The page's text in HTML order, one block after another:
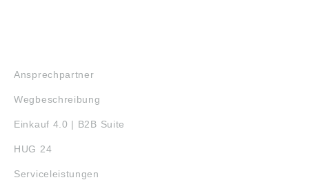
Ansprechpartner
Wegbeschreibung
Einkauf 4.0 | B2B Suite
HUG 24
Serviceleistungen